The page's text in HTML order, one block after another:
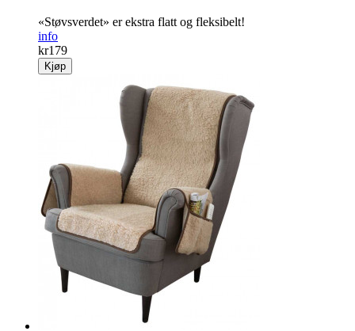
«Støvsverdet» er ekstra flatt og fleksibelt!
info
kr179
Kjøp